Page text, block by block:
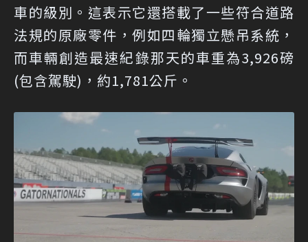
車的級別。這表示它還搭載了一些符合道路
法規的原廠零件，例如四輪獨立懸吊系統，
而車輛創造最速紀錄那天的車重為3,926磅
(包含駕駛)，約1,781公斤。